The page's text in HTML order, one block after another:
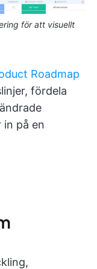
för att visuellt
Roadmap
fördela
in på en